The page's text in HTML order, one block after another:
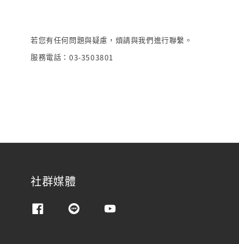
若您有任何問題與疑慮，煩請與我們進行聯繫。
服務電話：03-3503801
社群媒體